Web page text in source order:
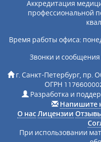
Аккредитация
профессиональной
Время работы офиса:
Звонки и
г. Санкт-Петербург, пр.
ОГРН
Разработка и
Напишите
О нас Лицензии
При использовании